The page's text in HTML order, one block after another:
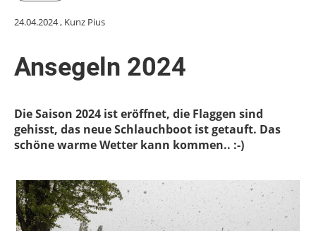
24.04.2024, Kunz Pius
Ansegeln 2024
Die Saison 2024 ist eröffnet, die Flaggen sind
gehisst, das neue Schlauchboot ist getauft. Das
schöne warme Wetter kann kommen.. :-)